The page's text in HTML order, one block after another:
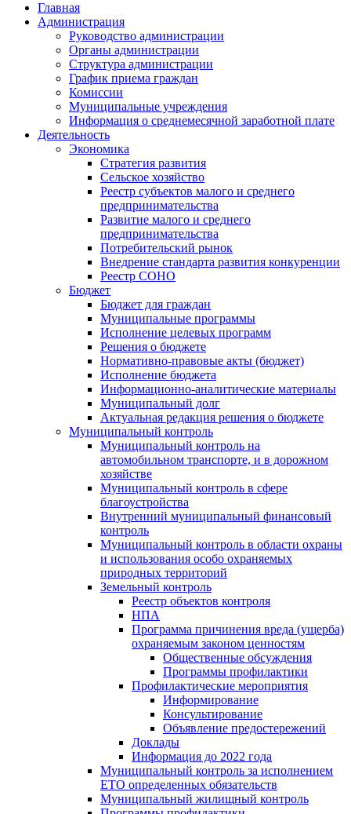
Главная
Администрация
Руководство администрации
Органы администрации
Структура администрации
График приема граждан
Комиссии
Муниципальные учреждения
Информация о среднемесячной заработной плате
Деятельность
Экономика
Стратегия развития
Сельское хозяйство
Реестр субъектов малого и среднего
предпринимательства
Развитие малого и среднего
предпринимательства
Потребительский рынок
Внедрение стандарта развития конкуренции
Реестр СОНО
Бюджет
Бюджет для граждан
Муниципальные программы
Исполнение целевых программ
Решения о бюджете
Нормативно-правовые акты (бюджет)
Исполнение бюджета
Информационно-аналитические материалы
Муниципальный долг
Актуальная редакция решения о бюджете
Муниципальный контроль
Муниципальный контроль на
автомобильном транспорте, и в дорожном
хозяйстве
Муниципальный контроль в сфере
благоустройства
Внутренний муниципальный финансовый
контроль
Муниципальный контроль в области охраны
и использования особо охраняемых
природных территорий
Земельный контроль
Реестр объектов контроля
НПА
Программа причинения вреда (ущерба)
охраняемым законом ценностям
Общественные обсуждения
Программы профилактики
Профилактические мероприятия
Информирование
Консультирование
Объявление предостережений
Доклады
Информация до 2022 года
Муниципальный контроль за исполнением
ЕТО определенных обязательств
Муниципальный жилищный контроль